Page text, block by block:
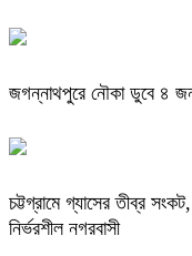
জগন্নাথপুরে নৌকা ডুবে ৪
চট্টগ্রামে গ্যাসের তীব্র
নির্ভরশীল নগরবাসী